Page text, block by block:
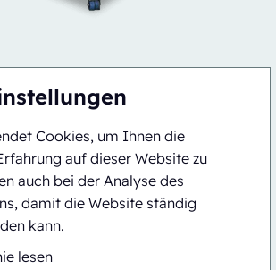
Cookies, um Ihnen die
auf dieser Website zu
auch bei der Analyse des
damit die Website ständig
kann.
lesen
CS